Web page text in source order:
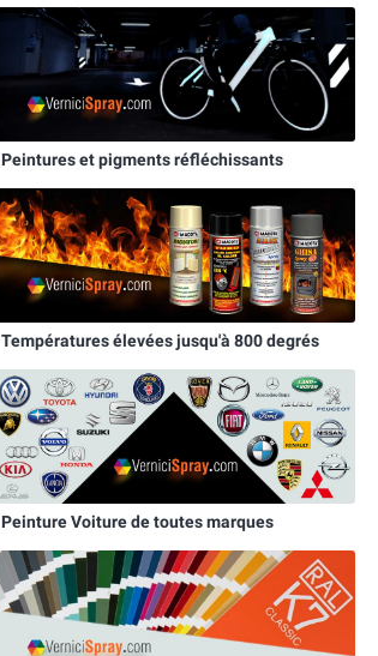
Peintures et pigments réfléchissants
Températures élevées jusqu'à 800 degrés
Peinture Voiture de toutes marques